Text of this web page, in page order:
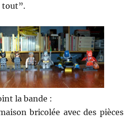
tout”.
la bande :
bricolée avec des pièces